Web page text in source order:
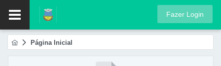
Fazer Login
Página Inicial